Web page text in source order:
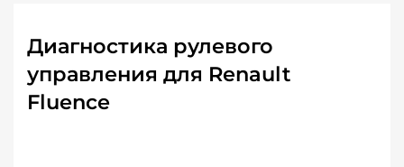
Диагностика рулевого
управления для Renault
Fluence